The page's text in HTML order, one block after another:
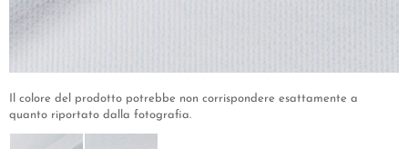
Il colore del prodotto potrebbe non corrispondere esattamente a
quanto riportato dalla fotografia.